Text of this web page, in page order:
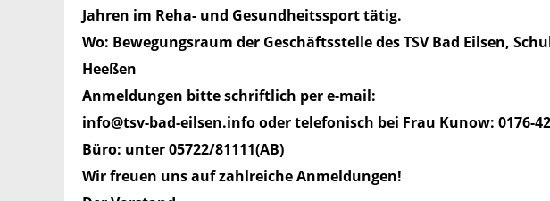
Jahren im Reha- und Gesundheitssport tätig.
Wo: Bewegungsraum der Geschäftsstelle des TSV Bad Eilsen,
Heeßen
Anmeldungen bitte schriftlich per e-mail:
info@tsv-bad-eilsen.info oder telefonisch bei Frau Kunow: 0176-
Büro: unter 05722/81111(AB)
Wir freuen uns auf zahlreiche Anmeldungen!